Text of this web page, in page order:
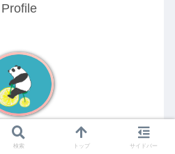
Profile
冬子
検索 トップ サイドバー